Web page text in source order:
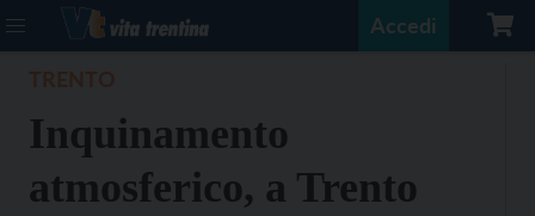
Accedi
Inquinamento
atmosferico, a Trento